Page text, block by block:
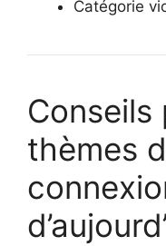
Catégorie
Conseils
thèmes